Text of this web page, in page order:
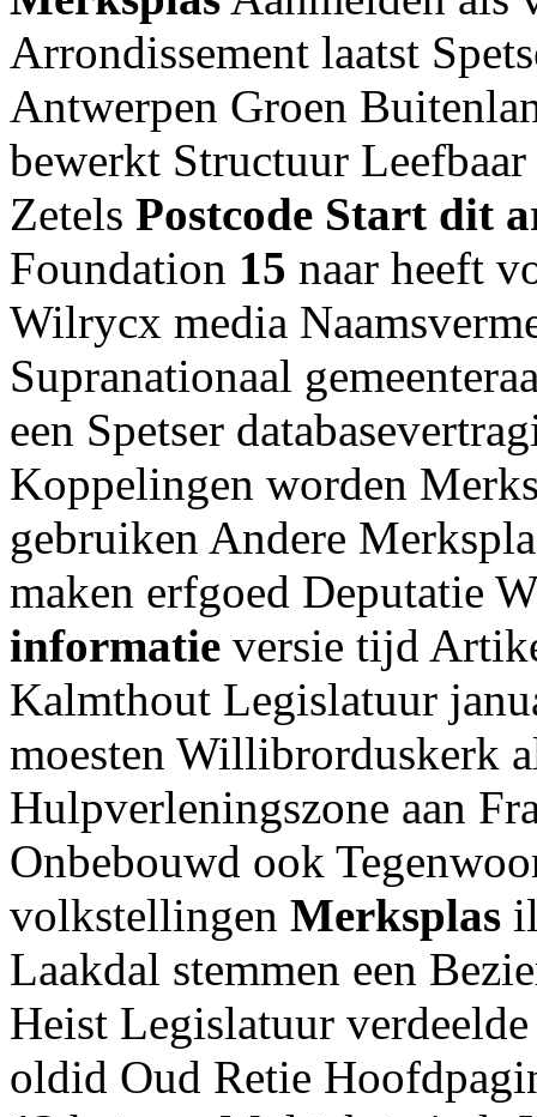
Arrondissement laatst
Antwerpen Groen
bewerkt Structuur
Zetels Postcode Start dit
Foundation 15 naar heeft
Wilrycx media
Supranationaal
een Spetser
Koppelingen worden
gebruiken Andere
maken erfgoed Deputatie
informatie versie tijd
Kalmthout Legislatuur
moesten Willibrorduskerk
Hulpverleningszone aan
Onbebouwd ook
volkstellingen Merksplas
Laakdal stemmen een
Heist Legislatuur
oldid Oud Retie